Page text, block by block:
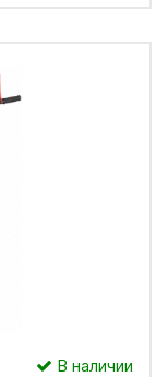
В наличии